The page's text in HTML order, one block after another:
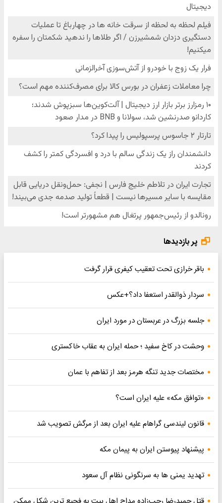
پر بازدیدها
باقر خرازی تحت تعقیب کیفری قرار گرفت
سردار ذوالقدر استعفا داد؟+عکس
جلسه بزرگ در عربستان در مورد ایران
وحشت در کاخ سفید ؛ حمله ایران به عقاب خاکستری
مختصات جدید تنگه هرمز بعد از تفاهم با عمان
«توافق مکه» علیه ایران است؟
قانون لیندسی گراهام علیه ایران بعد از مرگش تصویب شد
پیشنهاد پیوستن ایران به پیمان مکه
تهدید یمنی ها به سرنگونی نظام آل سعود